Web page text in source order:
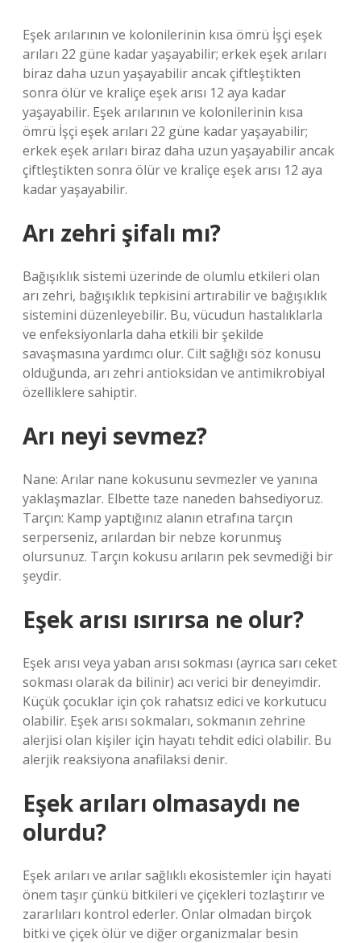
Eşek arılarının ve kolonilerinin kısa ömrü İşçi eşek
arıları 22 güne kadar yaşayabilir; erkek eşek arıları
biraz daha uzun yaşayabilir ancak çiftleştikten
sonra ölür ve kraliçe eşek arısı 12 aya kadar
yaşayabilir. Eşek arılarının ve kolonilerinin kısa
ömrü İşçi eşek arıları 22 güne kadar yaşayabilir;
erkek eşek arıları biraz daha uzun yaşayabilir ancak
çiftleştikten sonra ölür ve kraliçe eşek arısı 12 aya
kadar yaşayabilir.
Arı zehri şifalı mı?
Bağışıklık sistemi üzerinde de olumlu etkileri olan
arı zehri, bağışıklık tepkisini artırabilir ve bağışıklık
sistemini düzenleyebilir. Bu, vücudun hastalıklarla
ve enfeksiyonlarla daha etkili bir şekilde
savaşmasına yardımcı olur. Cilt sağlığı söz konusu
olduğunda, arı zehri antioksidan ve antimikrobiyal
özelliklere sahiptir.
Arı neyi sevmez?
Nane: Arılar nane kokusunu sevmezler ve yanına
yaklaşmazlar. Elbette taze naneden bahsediyoruz.
Tarçın: Kamp yaptığınız alanın etrafına tarçın
serperseniz, arılardan bir nebze korunmuş
olursunuz. Tarçın kokusu arıların pek sevmediği bir
şeydir.
Eşek arısı ısırırsa ne olur?
Eşek arısı veya yaban arısı sokması (ayrıca sarı ceket
sokması olarak da bilinir) acı verici bir deneyimdir.
Küçük çocuklar için çok rahatsız edici ve korkutucu
olabilir. Eşek arısı sokmaları, sokmanın zehrine
alerjisi olan kişiler için hayatı tehdit edici olabilir. Bu
alerjik reaksiyona anafilaksi denir.
Eşek arıları olmasaydı ne
olurdu?
Eşek arıları ve arılar sağlıklı ekosistemler için hayati
önem taşır çünkü bitkileri ve çiçekleri tozlaştırır ve
zararlıları kontrol ederler. Onlar olmadan birçok
bitki ve çiçek ölür ve diğer organizmalar besin